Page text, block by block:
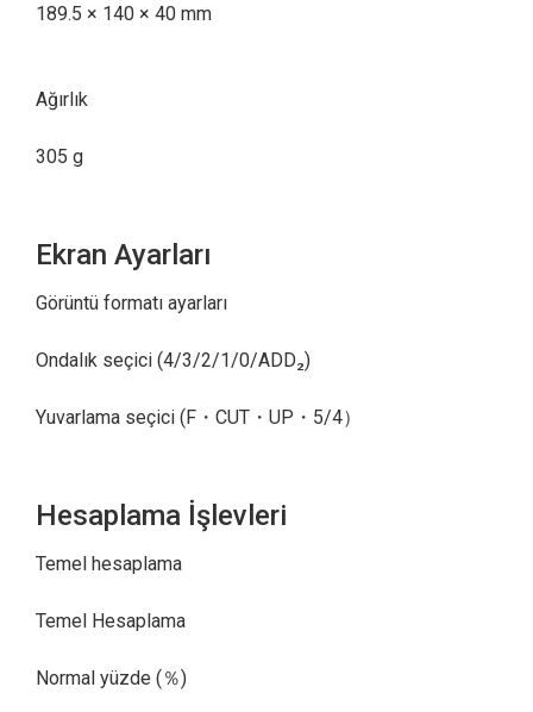
189.5 × 140 × 40 mm
Ağırlık
305 g
Ekran Ayarları
Görüntü formatı ayarları
Ondalık seçici (4/3/2/1/0/ADD₂)
Yuvarlama seçici (F・CUT・UP・5/4）
Hesaplama İşlevleri
Temel hesaplama
Temel Hesaplama
Normal yüzde (％)